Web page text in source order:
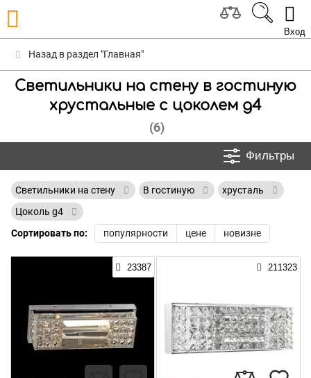
Вход
Назад в раздел "Главная"
Светильники на стену в гостиную
хрустальные с цоколем g4
(6)
Фильтры
Светильники на стену В гостиную
хрусталь
Цоколь g4
Сортировать по:
популярности цене новизне
23387 211323